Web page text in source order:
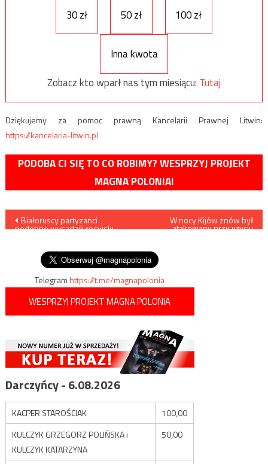
30 zł
50 zł 100 zł
Inna kwota
Zobacz kto wparł nas tym miesiącu: Tutaj
Dziękujemy za pomoc prawną Kancelarii Prawnej Litwin:
https://kancelaria-litwin.pl
PODOBA CI SIĘ TO CO ROBIMY? WESPRZYJ PROJEKT
MAGNA POLONIA!
Nawigacja
Białoruscy partyzanci
podobno wysadzili rosyjski
W nocy Kijów znów był
atakowany przy użyciu
Telegramhttps://t.me/magnapolonia
WESPRZYJ PROJEKT MAGNA POLONIA
Darczyńcy - 6.08.2026
KACPER STAROŚCIAK
100,00
KULCZYK GRZEGORZ POLIŃSKA i
KULCZYK KATARZYNA
50,00